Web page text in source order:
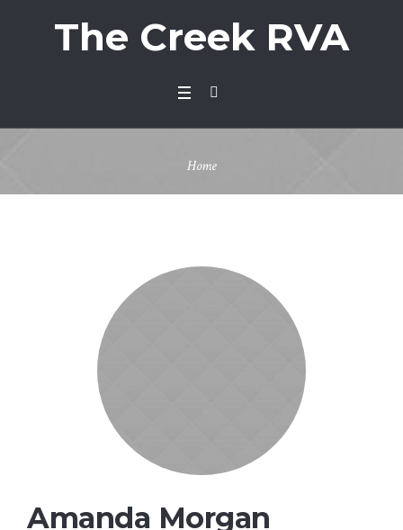
The Creek RVA
Home
Amanda Morgan